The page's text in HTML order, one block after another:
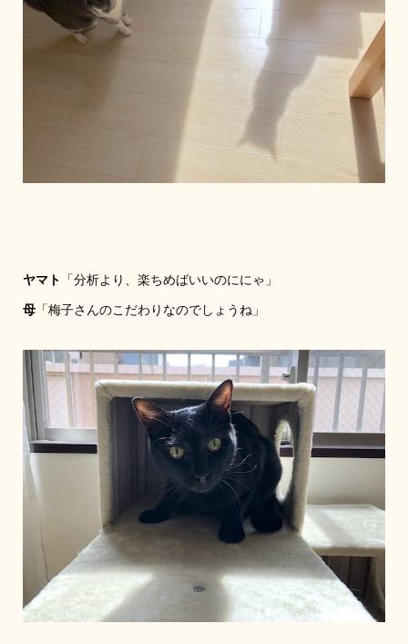
ヤマト 「分析より、楽ちめばいいのににゃ」
母「梅子さんのこだわりなのでしょうね」